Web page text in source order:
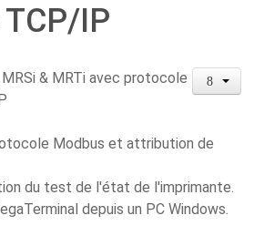
IP
& MRTi avec protocole
Modbus et attribution de
du test de l'état de l'imprimante.
depuis un PC Windows.